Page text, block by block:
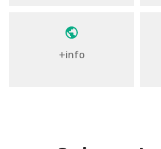
+info